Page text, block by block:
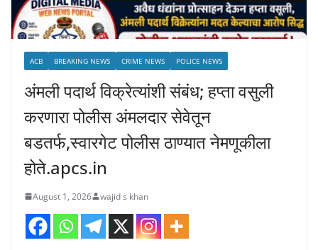
ACB BREAKING NEWS CRIME NEWS POLICE NEWS
अंमली पदार्थ विक्रेत्यांशी संबंध; हप्ता वसुली
करणारा पोलीस अंमलदार सेवेतून
बडतर्फ,स्वारगेट पोलीस ठाण्यात नेमणूकीला
होते.apcs.in
August 1, 2026 wajid s khan